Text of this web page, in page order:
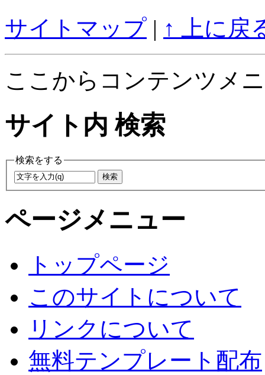
サイトマップ | ↑ 上に戻
ここからコンテンツメ
サイト内 検索
検索をする
ページメニュー
トップページ
このサイトについて
リンクについて
無料テンプレート配布